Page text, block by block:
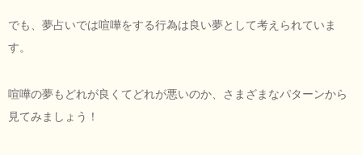
でも、夢占いでは喧嘩をする行為は良い夢として考えられていま
す。
喧嘩の夢もどれが良くてどれが悪いのか、さまざまなパターンから
見てみましょう！